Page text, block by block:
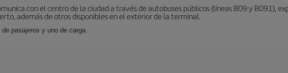
con el centro de la ciudad a través de autobuses públicos (líneas B09 y B091),
además de otros disponibles en el exterior de la terminal.
pasajeros y uno de carga.